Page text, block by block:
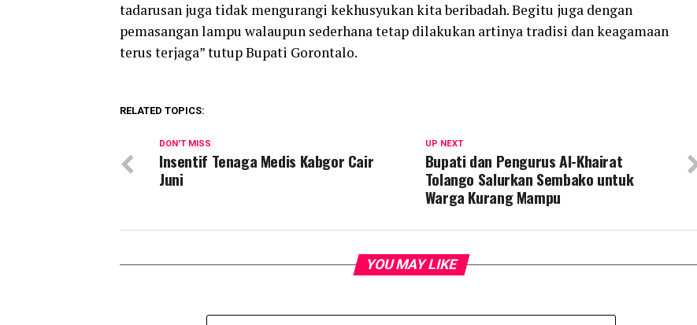
tadarusan juga tidak mengurangi kekhusyukan kita beribadah. Begitu juga dengan
pemasangan lampu walaupun sederhana tetap dilakukan artinya tradisi dan keagamaan
terus terjaga” tutup Bupati Gorontalo.
RELATED TOPICS:
UP NEXT
Bupati dan Pengurus Al-Khairat
Tolango Salurkan Sembako untuk
Warga Kurang Mampu
DON'T MISS
Insentif Tenaga Medis Kabgor Cair
Juni
YOU MAY LIKE